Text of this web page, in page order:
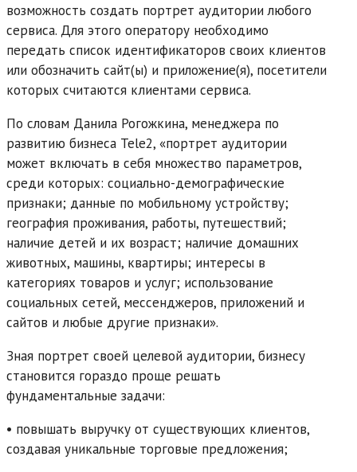
возможность создать портрет аудитории любого
сервиса. Для этого оператору необходимо
передать список идентификаторов своих клиентов
или обозначить сайт(ы) и приложение(я), посетители
которых считаются клиентами сервиса.
По словам Данила Рогожкина, менеджера по
развитию бизнеса Tele2, «портрет аудитории
может включать в себя множество параметров,
среди которых: социально-демографические
признаки; данные по мобильному устройству;
география проживания, работы, путешествий;
наличие детей и их возраст; наличие домашних
животных, машины, квартиры; интересы в
категориях товаров и услуг; использование
социальных сетей, мессенджеров, приложений и
сайтов и любые другие признаки».
Зная портрет своей целевой аудитории, бизнесу
становится гораздо проще решать
фундаментальные задачи:
• повышать выручку от существующих клиентов,
создавая уникальные торговые предложения;